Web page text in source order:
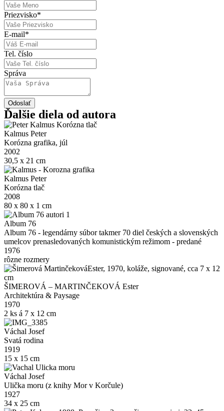
Priezvisko*
E-mail*
Tel. číslo
Správa
Odoslať
Ďalšie diela od autora
Kalmus Peter
Korózna grafika, júl
2002
30,5 x 21 cm
Kalmus Peter
Korózna tlač
2008
80 x 80 x 1 cm
Album 76
Album 76 - legendárny súbor takmer 70 diel českých a slovenských
umelcov prenasledovaných komunistickým režimom - predané
1976
rôzne rozmery
ŠIMEROVÁ – MARTINČEKOVÁ Ester
Architektúra & Paysage
1970
2 ks á 7 x 12 cm
Váchal Josef
Svatá rodina
1919
15 x 15 cm
Váchal Josef
Ulička moru (z knihy Mor v Korčule)
1927
34 x 25 cm